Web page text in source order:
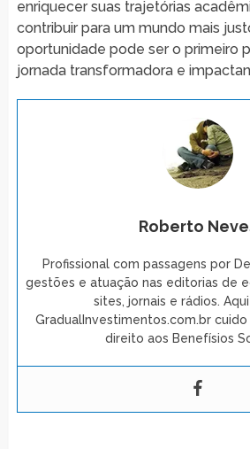
enriquecer suas trajetórias
contribuir para um mundo mais
oportunidade pode ser o primeiro
jornada transformadora e
Roberto
Profissional com passagens por
gestões e atuação nas editorias de
sites, jornais e rádios.
GradualInvestimentos.com.br
direito aos Benefísios